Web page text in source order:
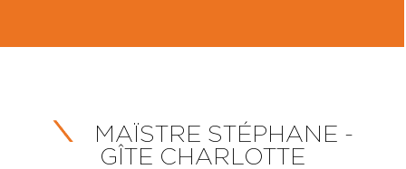
MAÏSTRE STÉPHANE -
GÎTE CHARLOTTE